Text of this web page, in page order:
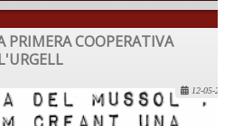
COOPERATIVA
12-05-2022